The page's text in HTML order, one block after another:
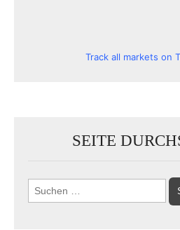
Track all markets on
SEITE
Suchen
nach: